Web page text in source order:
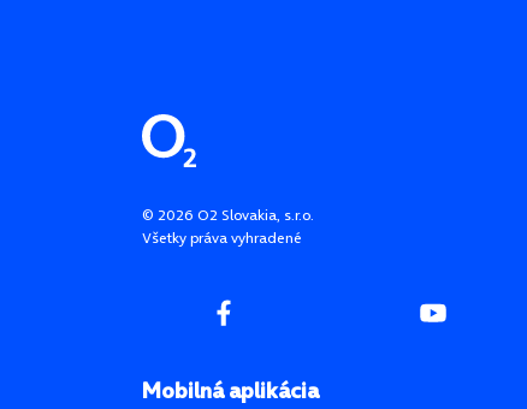
Pätička stránky
© 2026 O2 Slovakia, s.r.o.
Všetky práva vyhradené
Mobilná aplikácia